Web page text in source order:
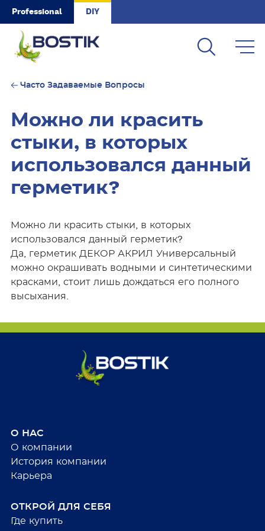
Skip to main content
Professional DIY
Часто Задаваемые Вопросы
Можно ли красить
стыки, в которых
использовался данный
герметик?
Можно ли красить стыки, в которых
использовался данный герметик?
Да, герметик ДЕКОР АКРИЛ Универсальный
можно окрашивать водными и синтетическими
красками, стоит лишь дождаться его полного
высыхания.
О НАС
О компании
История компании
Карьера
ОТКРОЙ ДЛЯ СЕБЯ
Где купить